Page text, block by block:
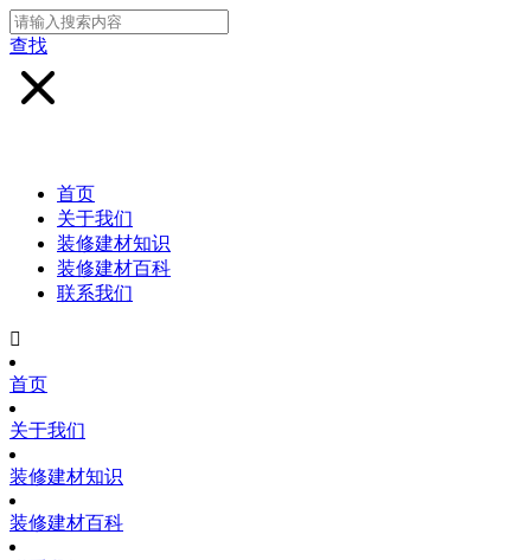
查找
首页
关于我们
装修建材知识
装修建材百科
联系我们

首页
关于我们
装修建材知识
装修建材百科